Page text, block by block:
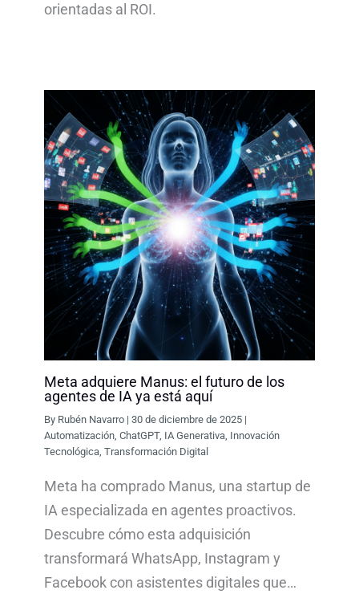
orientadas al ROI.
Meta adquiere Manus: el futuro de los
agentes de IA ya está aquí
By Rubén Navarro |30 de diciembre de 2025 |
Automatización ,ChatGPT, IA Generativa Innovación
Tecnológica ,Transformación Digital
Meta ha comprado Manus, una startup de
IA especializada en agentes proactivos.
Descubre cómo esta adquisición
transformará WhatsApp, Instagram y
Facebook con asistentes digitales que…